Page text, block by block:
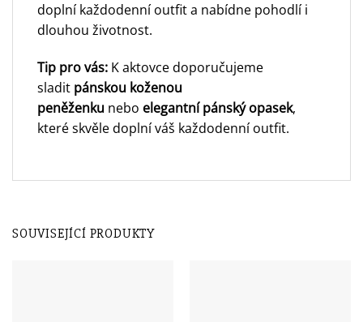
doplní každodenní outfit a nabídne pohodlí i
dlouhou životnost.
Tip pro vás: K aktovce doporučujeme
sladit pánskou koženou
peněženku nebo elegantní pánský opasek,
které skvěle doplní váš každodenní outfit.
SOUVISEJÍCÍ PRODUKTY